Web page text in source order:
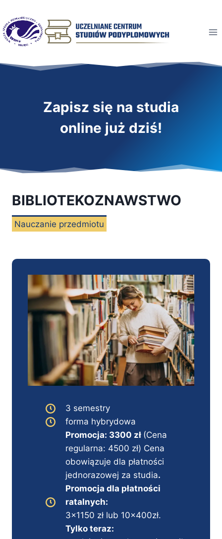
do
treści
Zapisz się na studia
online już dziś!
BIBLIOTEKOZNAWSTWO
Nauczanie przedmiotu
3 semestry
forma hybrydowa
Promocja: 3300 zł (Cena
regularna: 4500 zł) Cena
obowiązuje dla płatności
jednorazowej za studia.
Promocja dla płatności
ratalnych:
3×1150 zł lub 10x400zł.
Tylko teraz: